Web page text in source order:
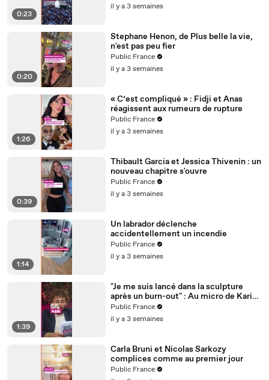
0:23
il y a 3 semaines
0:20
Stephane Henon, de Plus belle la vie,
n'est pas peu fier
Public France
il y a 3 semaines
1:26
« C’est compliqué » : Fidji et Anas
réagissent aux rumeurs de rupture
Public France
il y a 3 semaines
0:39
Thibault Garcia et Jessica Thivenin : un
nouveau chapitre s'ouvre
Public France
il y a 3 semaines
1:14
Un labrador déclenche
accidentellement un incendie
Public France
il y a 3 semaines
1:39
"Je me suis lancé dans la sculpture
après un burn-out" : Au micro de Karim
Sebbouh, Richard Orlinski dit tout au
Public
Public France
il y a 3 semaines
Carla Bruni et Nicolas Sarkozy
complices comme au premier jour
Public France